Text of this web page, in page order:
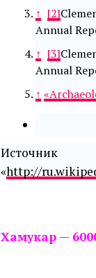
↑ [2]
Annual
↑ [3]
Annual
↑
«http://
Хамукар —